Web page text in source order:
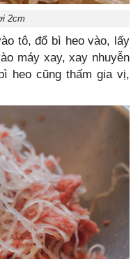
2cm
tô, đổ bì heo vào, lấy
máy xay, xay nhuyễn
heo cũng thấm gia vị,